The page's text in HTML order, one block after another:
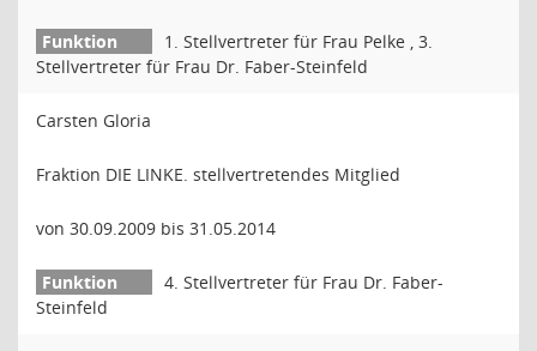
1. Stellvertreter für Frau Pelke , 3.
Stellvertreter für Frau Dr. Faber-Steinfeld
Carsten Gloria
Fraktion DIE LINKE. stellvertretendes Mitglied
von 30.09.2009 bis 31.05.2014
4. Stellvertreter für Frau Dr. Faber-
Steinfeld